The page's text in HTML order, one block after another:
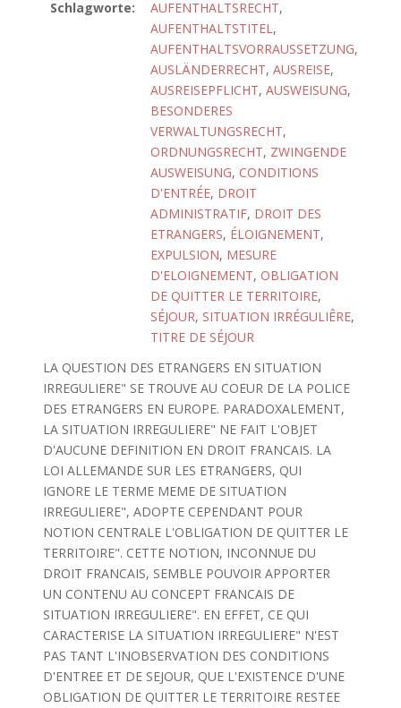
Schlagworte:
AUFENTHALTSRECHT,
AUFENTHALTSTITEL,
AUFENTHALTSVORRAUSSETZUNG,
AUSLÄNDERRECHT, AUSREISE,
AUSREISEPFLICHT, AUSWEISUNG,
BESONDERES
VERWALTUNGSRECHT,
ORDNUNGSRECHT, ZWINGENDE
AUSWEISUNG, CONDITIONS
D'ENTRÉE, DROIT
ADMINISTRATIF, DROIT DES
ETRANGERS, ÉLOIGNEMENT,
EXPULSION, MESURE
D'ELOIGNEMENT, OBLIGATION
DE QUITTER LE TERRITOIRE,
SÉJOUR, SITUATION IRRÉGULIÊRE,
TITRE DE SÉJOUR
LA QUESTION DES ETRANGERS EN SITUATION
IRREGULIERE" SE TROUVE AU COEUR DE LA POLICE
DES ETRANGERS EN EUROPE. PARADOXALEMENT,
LA SITUATION IRREGULIERE" NE FAIT L'OBJET
D'AUCUNE DEFINITION EN DROIT FRANCAIS. LA
LOI ALLEMANDE SUR LES ETRANGERS, QUI
IGNORE LE TERME MEME DE SITUATION
IRREGULIERE", ADOPTE CEPENDANT POUR
NOTION CENTRALE L'OBLIGATION DE QUITTER LE
TERRITOIRE". CETTE NOTION, INCONNUE DU
DROIT FRANCAIS, SEMBLE POUVOIR APPORTER
UN CONTENU AU CONCEPT FRANCAIS DE
SITUATION IRREGULIERE". EN EFFET, CE QUI
CARACTERISE LA SITUATION IRREGULIERE" N'EST
PAS TANT L'INOBSERVATION DES CONDITIONS
D'ENTREE ET DE SEJOUR, QUE L'EXISTENCE D'UNE
OBLIGATION DE QUITTER LE TERRITOIRE RESTEE